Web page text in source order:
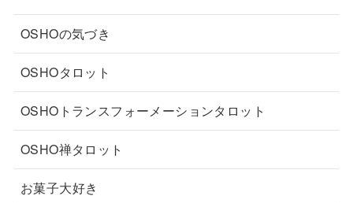
OSHOの気づき
OSHOタロット
OSHOトランスフォーメーションタロット
OSHO禅タロット
お菓子大好き